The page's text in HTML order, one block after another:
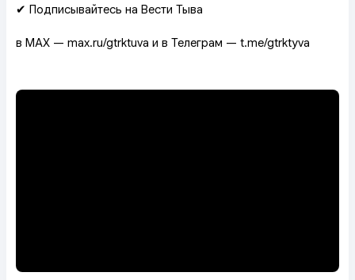
✔ Подписывайтесь на Вести Тыва
в MAX — max.ru/gtrktuva и в Телеграм — t.me/gtrktyva